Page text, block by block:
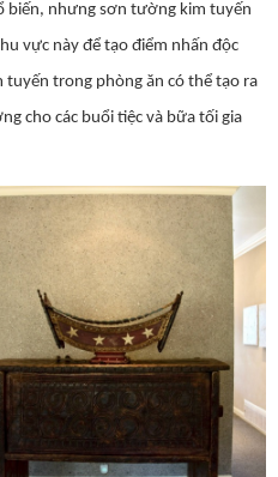
biến, nhưng sơn tường kim tuyến
vực này để tạo điểm nhấn độc
trong phòng ăn có thể tạo ra
cho các buổi tiệc và bữa tối gia